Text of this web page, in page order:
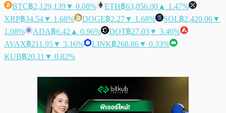
BTC฿2,129,139▼ 0.08% ETH฿63,056.00 ▲ 1.47%
XRP฿34.54▼ 1.68% DOGE฿2.27▼ 1.68% SOL฿2,420.06▼
1.08%
ADA฿6.42 ▲ 0.96% DOT฿27.03▼ 3.46%
AVAX฿211.95▼ 3.16% LINK฿268.86▼ 0.33%
KUB฿20.11 ▼ 0.82%